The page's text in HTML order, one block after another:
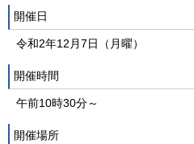
開催日
令和2年12月7日（月曜）
開催時間
午前10時30分～
開催場所